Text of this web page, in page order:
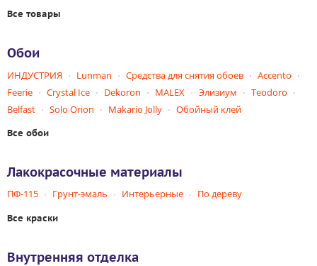
Все товары
Обои
ИНДУСТРИЯ Lunman Средства для снятия обоев
Accento
Feerie
Crystal Ice Dekoron MALEX Элизиум
Teodoro
Belfast
Solo Orion Makario Jolly Обойный клей
Все обои
Лакокрасочные материалы
ПФ-115 Грунт-эмаль Интерьерные По дереву
Все краски
Внутренняя отделка